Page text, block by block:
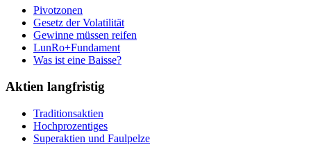
Pivotzonen
Gesetz der Volatilität
Gewinne müssen reifen
LunRo+Fundament
Was ist eine Baisse?
Aktien langfristig
Traditionsaktien
Hochprozentiges
Superaktien und Faulpelze